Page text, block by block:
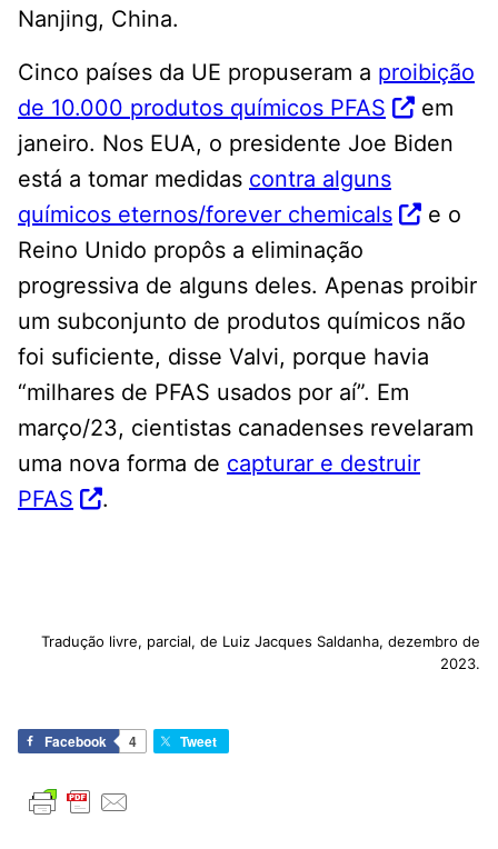
Nanjing, China.
Cinco países da UE propuseram a proibição
de 10.000 produtos químicos PFAS
em
janeiro. Nos EUA, o presidente Joe Biden
está a tomar medidas contra alguns
químicos eternos/forever chemicals
e o
Reino Unido propôs a eliminação
progressiva de alguns deles. Apenas proibir
um subconjunto de produtos químicos não
foi suficiente, disse Valvi, porque havia
“milhares de PFAS usados ​​por aí”. Em
março/23, cientistas canadenses revelaram
uma nova forma de capturar e destruir
PFAS
.
Tradução livre, parcial, de Luiz Jacques Saldanha, dezembro de
2023.
Facebook 4 Tweet